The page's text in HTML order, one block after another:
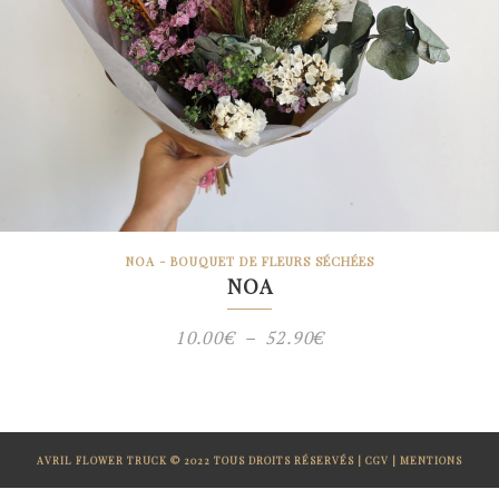
NOA - BOUQUET DE FLEURS SÉCHÉES
NOA
10.00€ – 52.90€Plage
10.00€
à
AVRIL FLOWER TRUCK © 2022 TOUS DROITS RÉSERVÉS | CGV | MENTIONS